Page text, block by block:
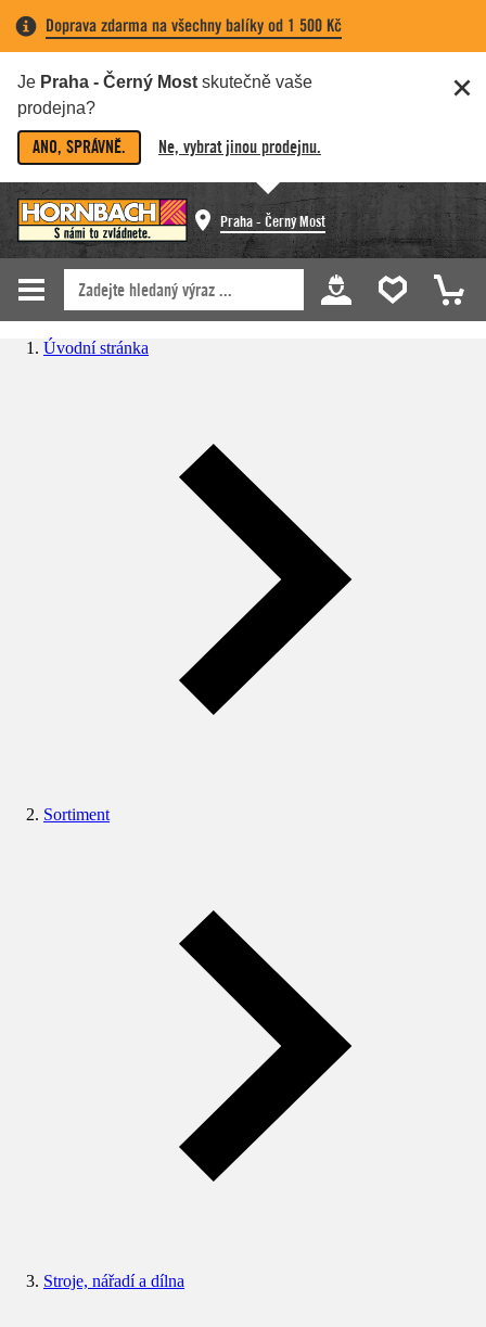
Doprava zdarma na všechny balíky od 1 500 Kč
Je Praha - Černý Most skutečně vaše
prodejna?
ANO, SPRÁVNĚ. Ne, vybrat jinou prodejnu.
Praha - Černý Most
Úvodní stránka
Sortiment
Stroje, nářadí a dílna